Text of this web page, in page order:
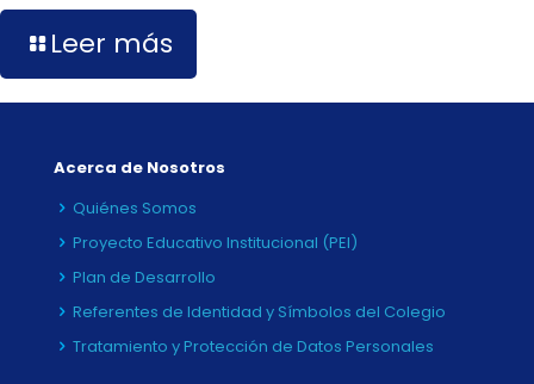
Leer más
Acerca de Nosotros
Quiénes Somos
Proyecto Educativo Institucional (PEI)
Plan de Desarrollo
Referentes de Identidad y Símbolos del Colegio
Tratamiento y Protección de Datos Personales